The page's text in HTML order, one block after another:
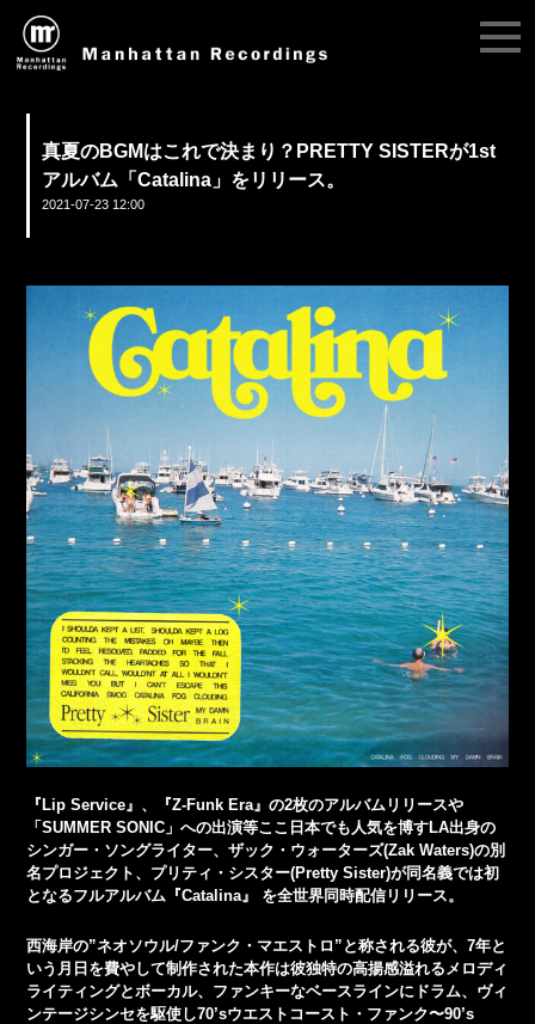
真夏のBGMはこれで決まり？PRETTY SISTERが1st
アルバム「Catalina」をリリース。
2021-07-23 12:00
『Lip Service』、『Z-Funk Era』の2枚のアルバムリリースや
「SUMMER SONIC」への出演等ここ日本でも人気を博すLA出身の
シンガー・ソングライター、ザック・ウォーターズ(Zak Waters)の別
名プロジェクト、プリティ・シスター(Pretty Sister)が同名義では初
となるフルアルバム『Catalina』 を全世界同時配信リリース。
西海岸の”ネオソウル/ファンク・マエストロ”と称される彼が、7年と
いう月日を費やして制作された本作は彼独特の高揚感溢れるメロディ
ライティングとボーカル、ファンキーなベースラインにドラム、ヴィ
ンテージシンセを駆使し70’sウエストコースト・ファンク〜90’s